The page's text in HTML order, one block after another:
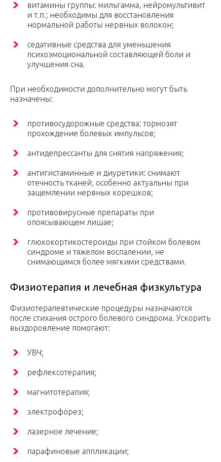
витамины группы: мильгамма, нейромультивит
и т.п.; необходимы для восстановления
нормальной работы нервных волокон;
седативные средства для уменьшения
психоэмоциональной составляющей боли и
улучшения сна.
При необходимости дополнительно могут быть
назначены:
противосудорожные средства: тормозят
прохождение болевых импульсов;
антидепрессанты для снятия напряжения;
антигистаминные и диуретики: снимают
отечность тканей, особенно актуальны при
защемлении нервных корешков;
противовирусные препараты при
опоясывающем лишае;
глюкокортикостероиды при стойком болевом
синдроме и тяжелом воспалении, не
снимающимся более мягкими средствами.
Физиотерапия и лечебная физкультура
Физиотерапевтические процедуры назначаются
после стихания острого болевого синдрома. Ускорить
выздоровление помогают:
УВЧ;
рефлексотерапия;
магнитотерапия;
электрофорез;
лазерное лечение;
парафиновые аппликации;